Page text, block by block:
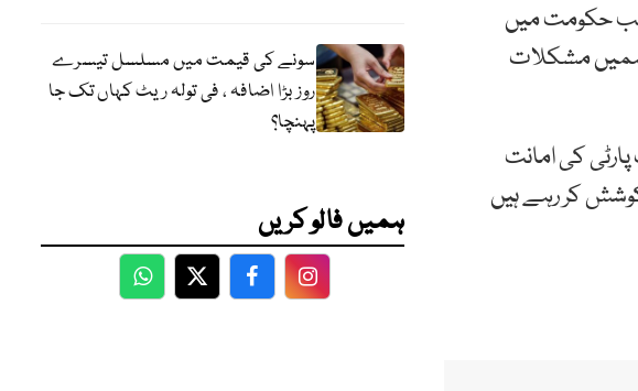
جب حکومت میں
مشکلات
کی امانت
اور 37لاکھ گاڑیاں ہیں کوشش کر رہے ہیں
سونے کی قیمت میں مسلسل تیسرے
روز بڑا اضافہ ، فی تولہ ریٹ کہاں تک جا
پہنچا؟
ہمیں فالو کریں
WhatsApp
TwitterFacebookFacebook